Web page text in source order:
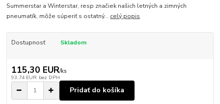
Summerstar a Winterstar, resp značiek našich letných a zimných
pneumatík, môže súperiť s ostatný... celý popis
Dostupnosť Skladom
115,30 EUR/ks
93,74 EUR bez DPH
Pridať do košíka